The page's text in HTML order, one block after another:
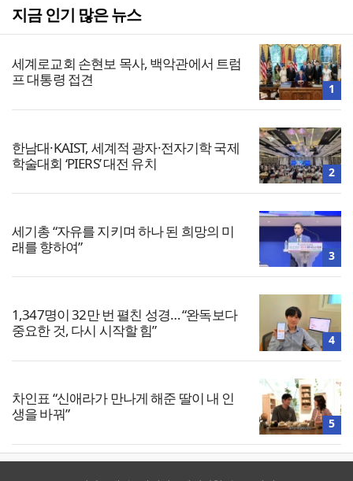
지금 인기 많은 뉴스
세계로교회 손현보 목사, 백악관에서 트럼
프 대통령 접견
1
한남대·KAIST, 세계적 광자·전자기학 국제
학술대회 ‘PIERS’ 대전 유치
2
세기총 “자유를 지키며 하나 된 희망의 미
래를 향하여”
3
1,347명이 32만 번 펼친 성경… “완독보다
중요한 것, 다시 시작할 힘”
4
차인표 “신애라가 만나게 해준 딸이 내 인
생을 바꿔”
5